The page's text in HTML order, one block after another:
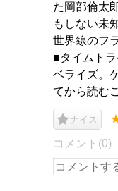
た岡部倫太
もしない未
世界線のフ
■タイムト
ベライズ。
てから読む
ナイス
コメント(0)